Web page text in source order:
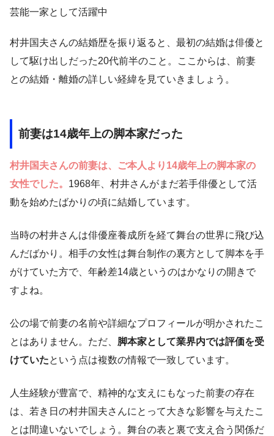
芸能一家として活躍中
村井国夫さんの結婚歴を振り返ると、最初の結婚は俳優と
して駆け出しだった20代前半のこと。ここからは、前妻
との結婚・離婚の詳しい経緯を見ていきましょう。
前妻は14歳年上の脚本家だった
村井国夫さんの前妻は、ご本人より14歳年上の脚本家の
女性でした。 1968年、村井さんがまだ若手俳優として活
動を始めたばかりの頃に結婚しています。
当時の村井さんは俳優座養成所を経て舞台の世界に飛び込
んだばかり。相手の女性は舞台制作の裏方として脚本を手
がけていた方で、年齢差14歳というのはかなりの開きで
すよね。
公の場で前妻の名前や詳細なプロフィールが明かされたこ
とはありません。ただ、 脚本家として業界内では評価を受
けていたという点は複数の情報で一致しています。
人生経験が豊富で、精神的な支えにもなった前妻の存在
は、若き日の村井国夫さんにとって大きな影響を与えたこ
とは間違いないでしょう。舞台の表と裏で支え合う関係だ